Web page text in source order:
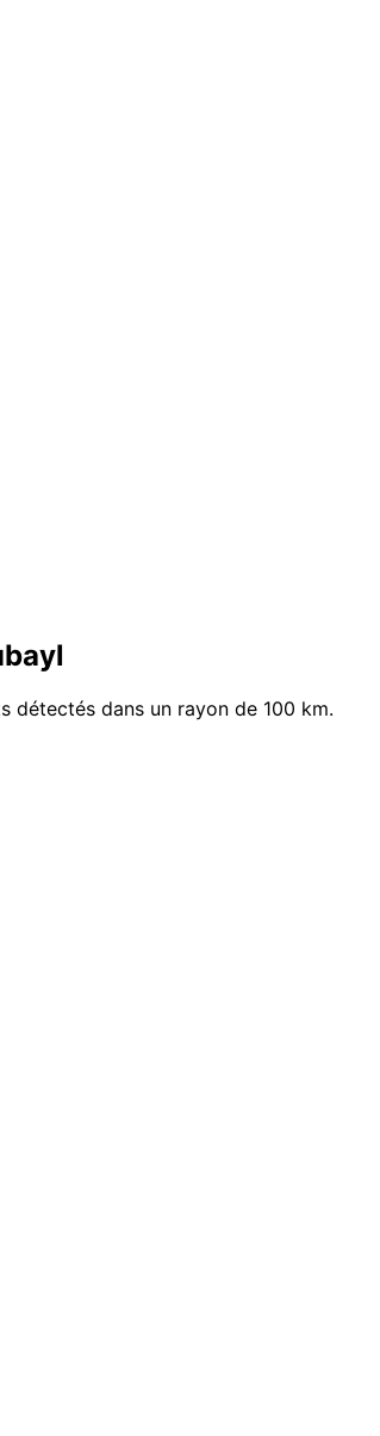
détectés dans un rayon de 100 km.